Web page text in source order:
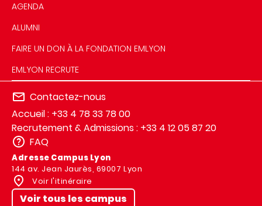
AGENDA
ALUMNI
FAIRE UN DON À LA FONDATION EMLYON
EMLYON RECRUTE
Contactez-nous
Accueil : +33 4 78 33 78 00
Recrutement & Admissions : +33 4 12 05 87 20
FAQ
Adresse Campus Lyon
144 av. Jean Jaurès, 69007 Lyon
Voir l'itinéraire
Voir tous les campus